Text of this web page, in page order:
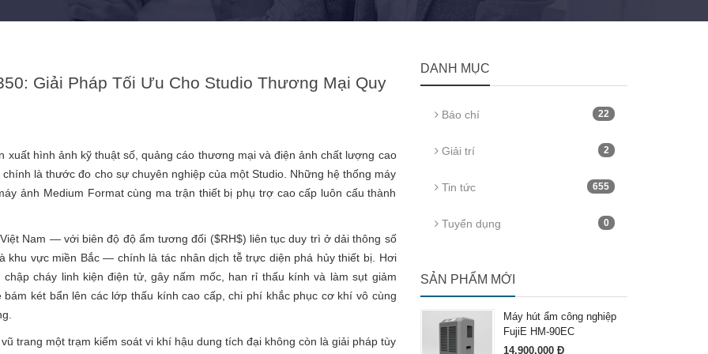
Giải Pháp Tối Ưu Cho Studio Thương Mại Quy
hình ảnh kỹ thuật số, quảng cáo thương mại và điện ảnh chất lượng cao
là thước đo cho sự chuyên nghiệp của một Studio. Những hệ thống máy
ảnh Medium Format cùng ma trận thiết bị phụ trợ cao cấp luôn cấu thành
Nam — với biên độ độ ẩm tương đối ($RH$) liên tục duy trì ở dải thông số
khu vực miền Bắc — chính là tác nhân dịch tễ trực diện phá hủy thiết bị. Hơi
cháy linh kiện điện tử, gây nấm mốc, han rỉ thấu kính và làm sụt giảm
két bẩn lên các lớp thấu kính cao cấp, chi phí khắc phục cơ khí vô cùng
trang một trạm kiểm soát vi khí hậu dung tích đại không còn là giải pháp tùy
DANH MỤC
Báo chí 22
Giải trí 2
Tin tức 655
Tuyển dụng 0
SẢN PHẨM MỚI
Máy hút ẩm công nghiệp
FujiE HM-90EC
14.900.000 Đ